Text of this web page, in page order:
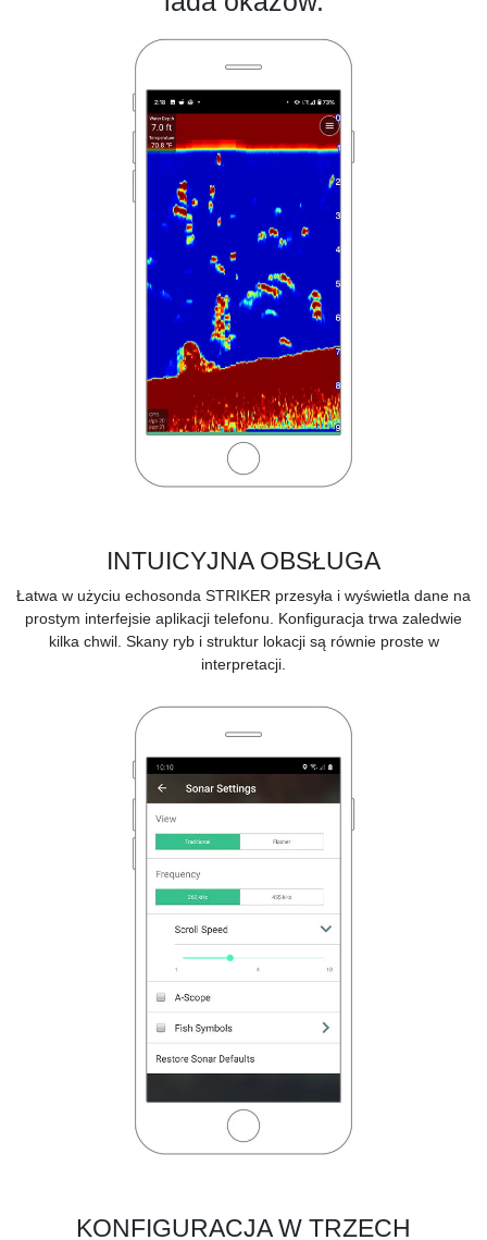
INTUICYJNA OBSŁUGA
Łatwa w użyciu echosonda STRIKER przesyła i wyświetla dane na
prostym interfejsie aplikacji telefonu. Konfiguracja trwa zaledwie
kilka chwil. Skany ryb i struktur lokacji są równie proste w
interpretacji.
KONFIGURACJA W TRZECH